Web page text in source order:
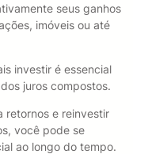
seus ganhos
imóveis ou até
investir é essencial
juros compostos.
retornos e reinvestir
você pode se
ao longo do tempo.